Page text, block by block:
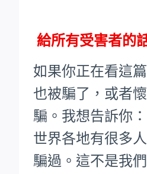
給所有受害者的
如果你正在看這
也被騙了，或者
騙。我想告訴你
世界各地有很多
騙過。這不是我